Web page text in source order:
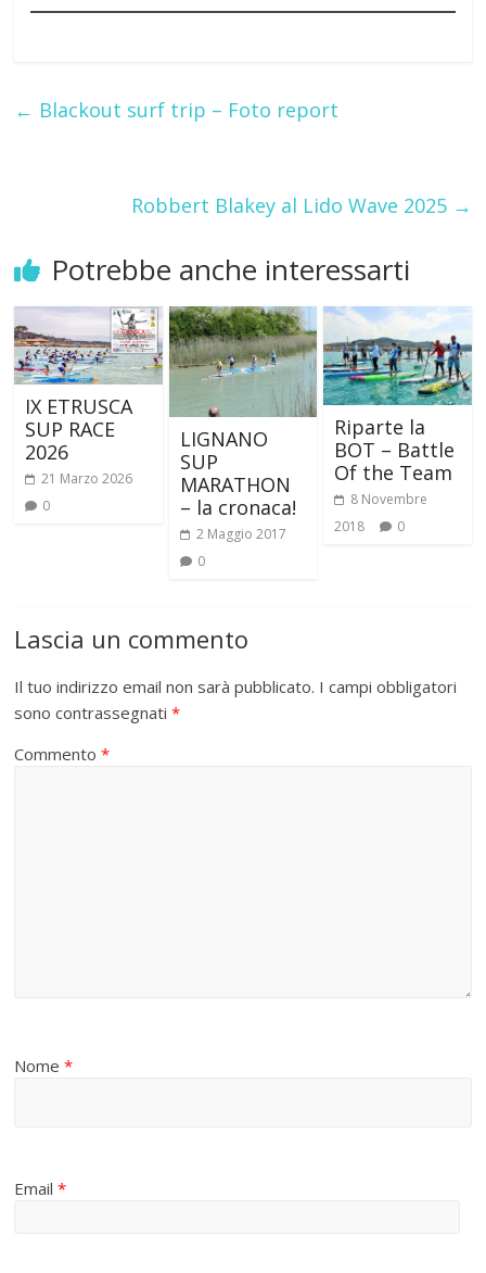
← Blackout surf trip – Foto report
Robbert Blakey al Lido Wave 2025 →
Potrebbe anche interessarti
IX ETRUSCA
SUP RACE
2026
21 Marzo 2026
0
LIGNANO
SUP
MARATHON
– la cronaca!
2 Maggio 2017
0
Riparte la
BOT – Battle
Of the Team
8 Novembre
2018
0
Lascia un commento
Il tuo indirizzo email non sarà pubblicato. I campi obbligatori
sono contrassegnati*
Commento*
Nome*
Email*